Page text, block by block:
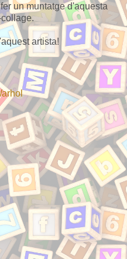
un muntatge d'aquesta
artista!